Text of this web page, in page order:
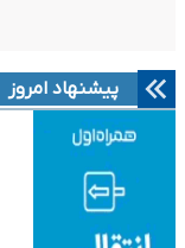
پیشنهاد امروز